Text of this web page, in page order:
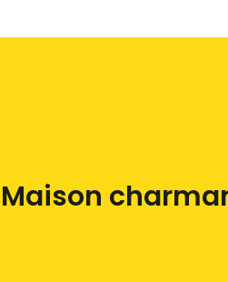
Maison